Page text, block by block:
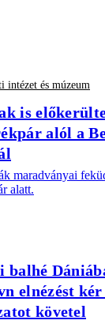
intézet és múzeum
is
alól a
maradványai
alatt.
balhé
elnézést kér
követel